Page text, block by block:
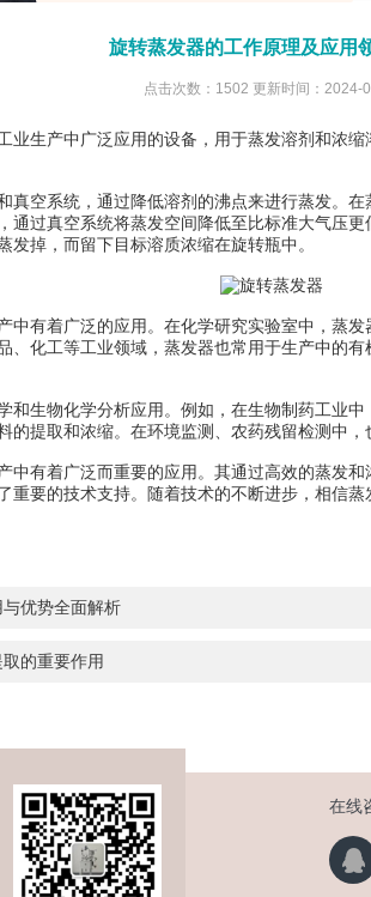
旋转蒸发器的工作原理及应用
点击次数：1502 更新时间：2024-
生产中广泛应用的设备，用于蒸发溶剂和浓缩
空系统，通过降低溶剂的沸点来进行蒸发。在
通过真空系统将蒸发空间降低至比标准大气压
掉，而留下目标溶质浓缩在旋转瓶中。
中有着广泛的应用。在化学研究实验室中，蒸
、化工等工业领域，蒸发器也常用于生产中的
物化学分析应用。例如，在生物制药工业中
的提取和浓缩。在环境监测、农药残留检测中，
有着广泛而重要的应用。其通过高效的蒸发和
重要的技术支持。随着技术的不断进步，相信
优势全面解析
的重要作用
在线